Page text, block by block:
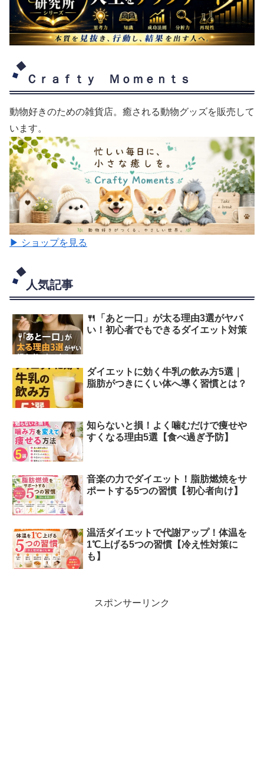
Ｃｒａｆｔｙ Ｍｏｍｅｎｔｓ
動物好きのための雑貨店。癒される動物グッズを販売して
います。
▶ ショップを見る
人気記事
🍴「あと一口」が太る理由3選がヤバ
い！初心者でもできるダイエット対策
ダイエットに効く牛乳の飲み方5選｜
脂肪がつきにくい体へ導く習慣とは？
知らないと損！よく噛むだけで痩せや
すくなる理由5選【食べ過ぎ予防】
音楽の力でダイエット！脂肪燃焼をサ
ポートする5つの習慣【初心者向け】
温活ダイエットで代謝アップ！体温を
1℃上げる5つの習慣【冷え性対策に
も】
スポンサーリンク